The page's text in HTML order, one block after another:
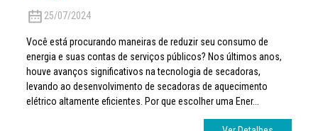
25/07/2024
Você está procurando maneiras de reduzir seu consumo de
energia e suas contas de serviços públicos? Nos últimos anos,
houve avanços significativos na tecnologia de secadoras,
levando ao desenvolvimento de secadoras de aquecimento
elétrico altamente eficientes. Por que escolher uma Ener...